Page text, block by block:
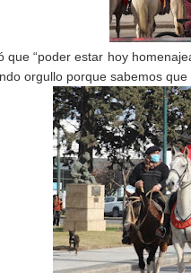
que “poder estar hoy
orgullo porque sabemos